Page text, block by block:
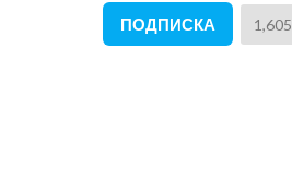
ПОДПИСКА 1,605